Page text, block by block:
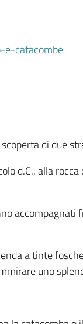
catacombe
di due
d.C., alla
a tinte
uno